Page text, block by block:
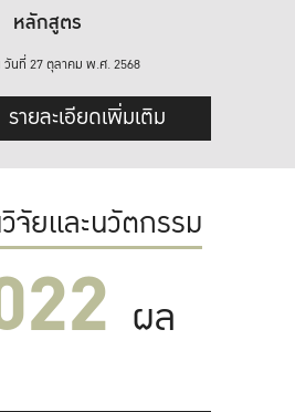
หลักสูตร
นที่ 27 ตุลาคม พ.ศ. 2568
รายละเอียดเพิ่มเติม
จัยและนวัตกรรม
ผล